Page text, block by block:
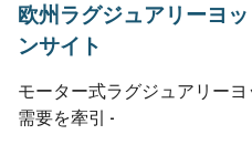
欧州ラグジュアリーヨ
ンサイト
モーター式ラグジュアリー
需要を牽引 -